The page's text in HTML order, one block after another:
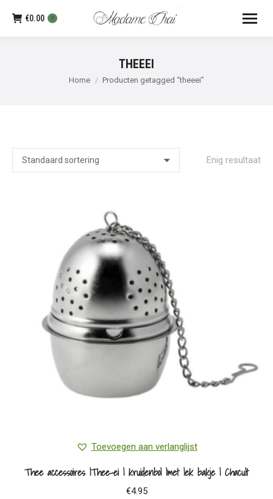
€0.00 0
THEEEI
Je bent hier:
Home Producten getagged “theeei”
Enig resultaat
Toevoegen aan verlanglijst
Thee accessoires |Thee-ei | kruidenbol |met lek bakje | Chacult
€4.95